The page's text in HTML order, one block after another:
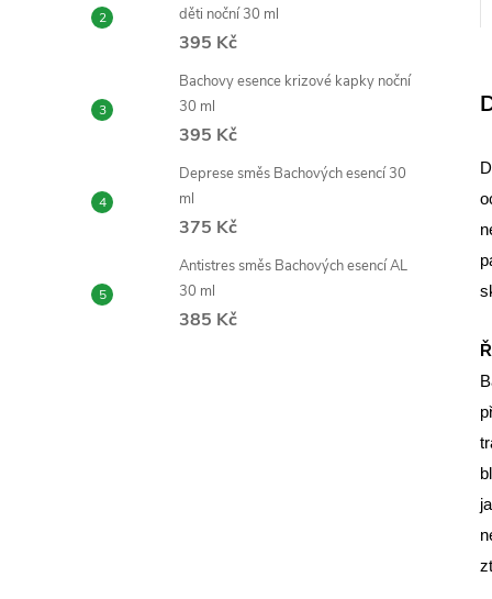
děti noční 30 ml
395 Kč
Bachovy esence krizové kapky noční
30 ml
395 Kč
Deprese směs Bachových esencí 30
ml
375 Kč
Antistres směs Bachových esencí AL
30 ml
385 Kč